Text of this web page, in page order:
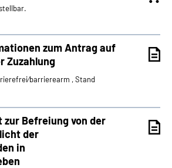
zum Antrag auf
Zuzahlung
, Stand
zur Befreiung von der
der
in